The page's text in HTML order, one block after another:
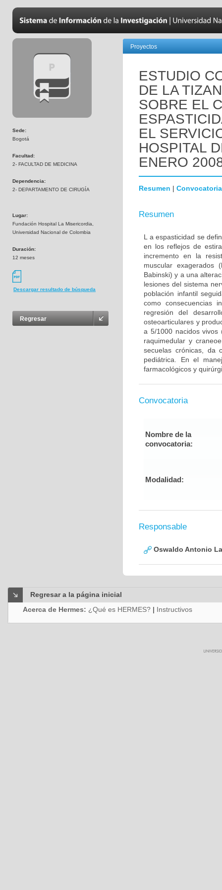
Sede:
Bogotá
Facultad:
2- FACULTAD DE MEDICINA
Dependencia:
2- DEPARTAMENTO DE CIRUGÍA
Lugar:
Fundación Hospital La Misericordia,
Universidad Nacional de Colombia
Duración:
12 meses
Descargar resultado de búsqueda
Regresar
Proyectos
ESTUDIO
DE LA
SOBRE EL
EL
HOSPITAL
ENERO
Resumen | Convocatoria
Resumen
L a espasticidad se
en los reflejos de
incremento en la
muscular exagerados
Babinski) y a una
lesiones del sistema
población infantil
como consecuencias
regresión del
osteoarticulares y
a 5/1000 nacidos
raquimedular y
secuelas crónicas, da
pediátrica. En el
farmacológicos y
Convocatoria
Nombre de la
convocatoria:
Modalidad:
Responsable
Oswaldo Antonio
Regresar a la página inicial
Acerca de Hermes: ¿Qué es HERMES? | Instructivos